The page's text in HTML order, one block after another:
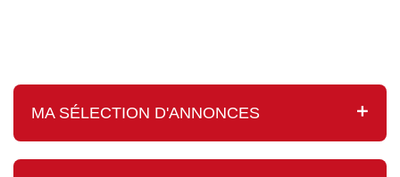
MA SÉLECTION D'ANNONCES